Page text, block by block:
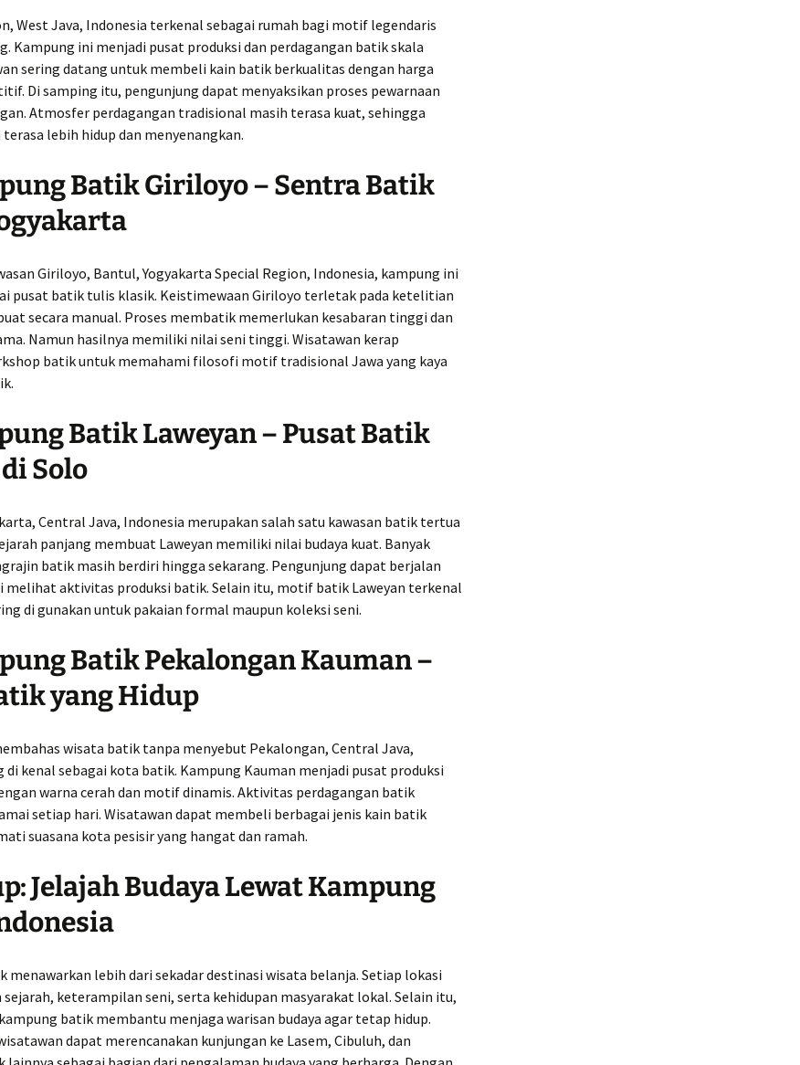
West Java, Indonesia terkenal sebagai rumah bagi motif legendaris
Kampung ini menjadi pusat produksi dan perdagangan batik skala
sering datang untuk membeli kain batik berkualitas dengan harga
Di samping itu, pengunjung dapat menyaksikan proses pewarnaan
Atmosfer perdagangan tradisional masih terasa kuat, sehingga
lebih hidup dan menyenangkan.
Batik Giriloyo – Sentra Batik
Giriloyo, Bantul, Yogyakarta Special Region, Indonesia, kampung ini
pusat batik tulis klasik. Keistimewaan Giriloyo terletak pada ketelitian
secara manual. Proses membatik memerlukan kesabaran tinggi dan
Namun hasilnya memiliki nilai seni tinggi. Wisatawan kerap
batik untuk memahami filosofi motif tradisional Jawa yang kaya
Batik Laweyan – Pusat Batik
Solo
Central Java, Indonesia merupakan salah satu kawasan batik tertua
panjang membuat Laweyan memiliki nilai budaya kuat. Banyak
batik masih berdiri hingga sekarang. Pengunjung dapat berjalan
melihat aktivitas produksi batik. Selain itu, motif batik Laweyan terkenal
di gunakan untuk pakaian formal maupun koleksi seni.
Batik Pekalongan Kauman –
yang Hidup
wisata batik tanpa menyebut Pekalongan, Central Java,
di kenal sebagai kota batik. Kampung Kauman menjadi pusat produksi
warna cerah dan motif dinamis. Aktivitas perdagangan batik
setiap hari. Wisatawan dapat membeli berbagai jenis kain batik
suasana kota pesisir yang hangat dan ramah.
Jelajah Budaya Lewat Kampung
menawarkan lebih dari sekadar destinasi wisata belanja. Setiap lokasi
keterampilan seni, serta kehidupan masyarakat lokal. Selain itu,
batik membantu menjaga warisan budaya agar tetap hidup.
dapat merencanakan kunjungan ke Lasem, Cibuluh, dan